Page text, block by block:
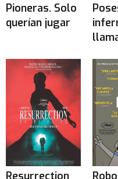
Pioneras. Solo
querían jugar